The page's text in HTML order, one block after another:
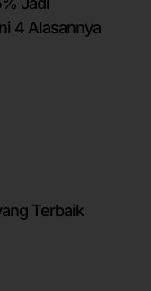
4 Alasannya
Terbaik